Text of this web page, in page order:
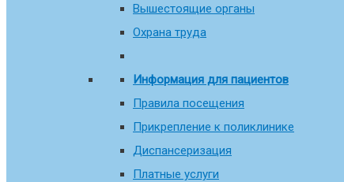
Вышестоящие органы
Охрана труда
Информация для пациентов
Правила посещения
Прикрепление к поликлинике
Диспансеризация
Платные услуги